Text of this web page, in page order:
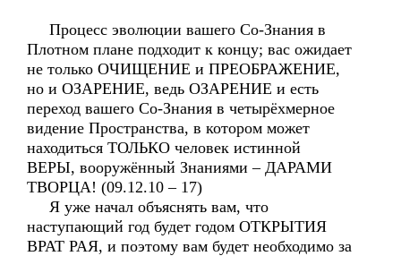
Процесс эволюции вашего Со-Знания в
Плотном плане подходит к концу; вас ожидает
не только ОЧИЩЕНИЕ и ПРЕОБРАЖЕНИЕ,
но и ОЗАРЕНИЕ, ведь ОЗАРЕНИЕ и есть
переход вашего Со-Знания в четырёхмерное
видение Пространства, в котором может
находиться ТОЛЬКО человек истинной
ВЕРЫ, вооружённый Знаниями – ДАРАМИ
ТВОРЦА! (09.12.10 – 17)
Я уже начал объяснять вам, что
наступающий год будет годом ОТКРЫТИЯ
ВРАТ РАЯ, и поэтому вам будет необходимо за